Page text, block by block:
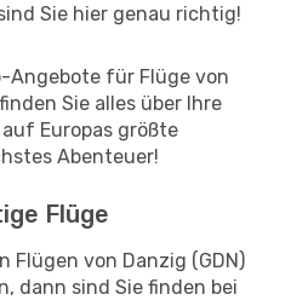
Sie hier genau richtig!
Angebote für Flüge von
Sie alles über Ihre
auf Europas größte
Abenteuer!
Flüge
Flügen von Danzig (GDN)
dann sind Sie finden bei